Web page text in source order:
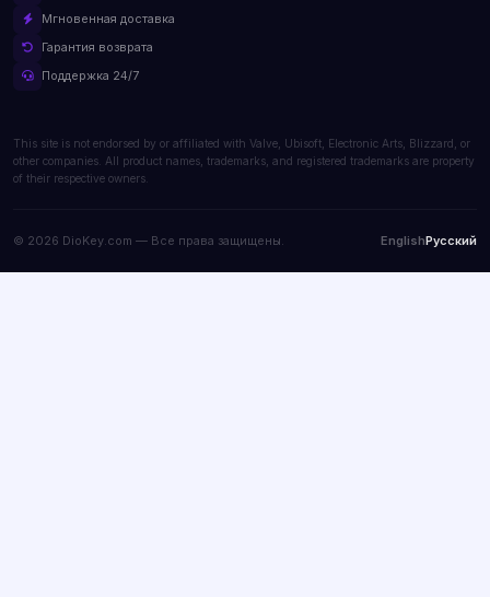
Мгновенная доставка
Гарантия возврата
Поддержка 24/7
This site is not endorsed by or affiliated with Valve, Ubisoft, Electronic Arts, Blizzard, or
other companies. All product names, trademarks, and registered trademarks are property
of their respective owners.
© 2026 DioKey.com — Все права защищены. EnglishРусский